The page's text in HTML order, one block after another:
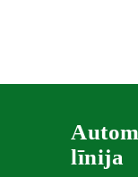
līnija